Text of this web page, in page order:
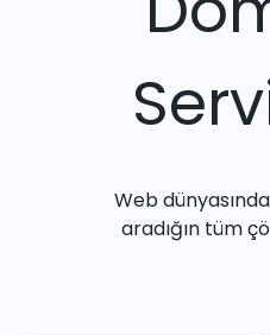
Web
aradığın tüm